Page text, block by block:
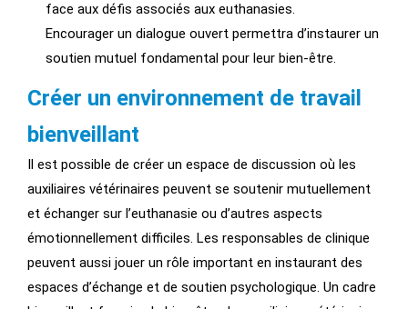
face aux défis associés aux euthanasies.
Encourager un dialogue ouvert permettra d’instaurer un
soutien mutuel fondamental pour leur bien-être.
Créer un environnement de travail
bienveillant
Il est possible de créer un espace de discussion où les
auxiliaires vétérinaires peuvent se soutenir mutuellement
et échanger sur l’euthanasie ou d’autres aspects
émotionnellement difficiles. Les responsables de clinique
peuvent aussi jouer un rôle important en instaurant des
espaces d’échange et de soutien psychologique. Un cadre